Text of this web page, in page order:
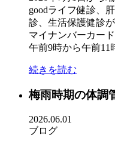
goodライフ健診、
診、生活保護健診
マイナンバーカー
午前9時から午前11
続きを読む
梅雨時期の体調
2026.06.01
ブログ